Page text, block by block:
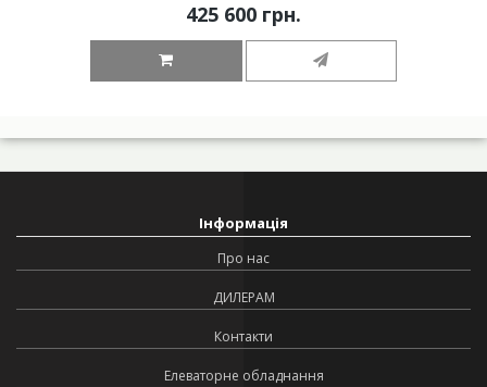
425 600 грн.
Інформація
Про нас
ДИЛЕРАМ
Контакти
Елеваторне обладнання